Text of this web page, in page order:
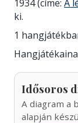
1934 (címe: A
ki.
1
Idősoros
A diagram a
alapján